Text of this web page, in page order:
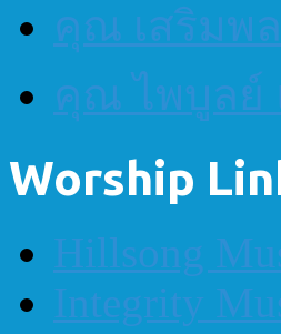
คุณ เสริมพ
คุณ ไพบูลย์
Worship
Hillsong
Integrity